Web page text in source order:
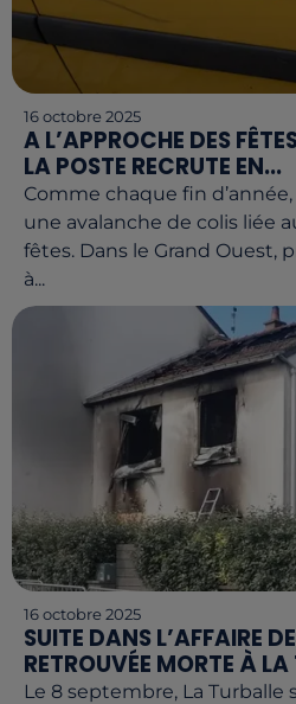
16 octobre 2025
A L’APPROCHE DES
LA POSTE RECRUTE EN...
Comme chaque fin
une avalanche de colis liée
fêtes. Dans le Grand Ouest,
à...
16 octobre 2025
SUITE DANS L’AFFAIRE
RETROUVÉE MORTE À LA
Le 8 septembre, La Turballe